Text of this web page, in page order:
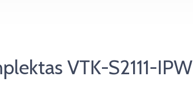
VTK-S2111-IPW